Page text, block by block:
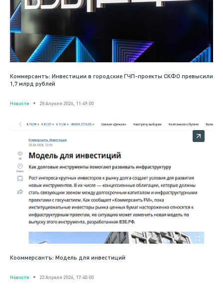
Коммерсантъ: Инвестиции в городские ГЧП-проекты СКФО превысили
1,7 млрд рублей
Новости 28 Апреля 2026, 11:49:00
Кооммерсантъ: Модель для инвестиций
Новости 23 Апреля 2026, 17:40:00